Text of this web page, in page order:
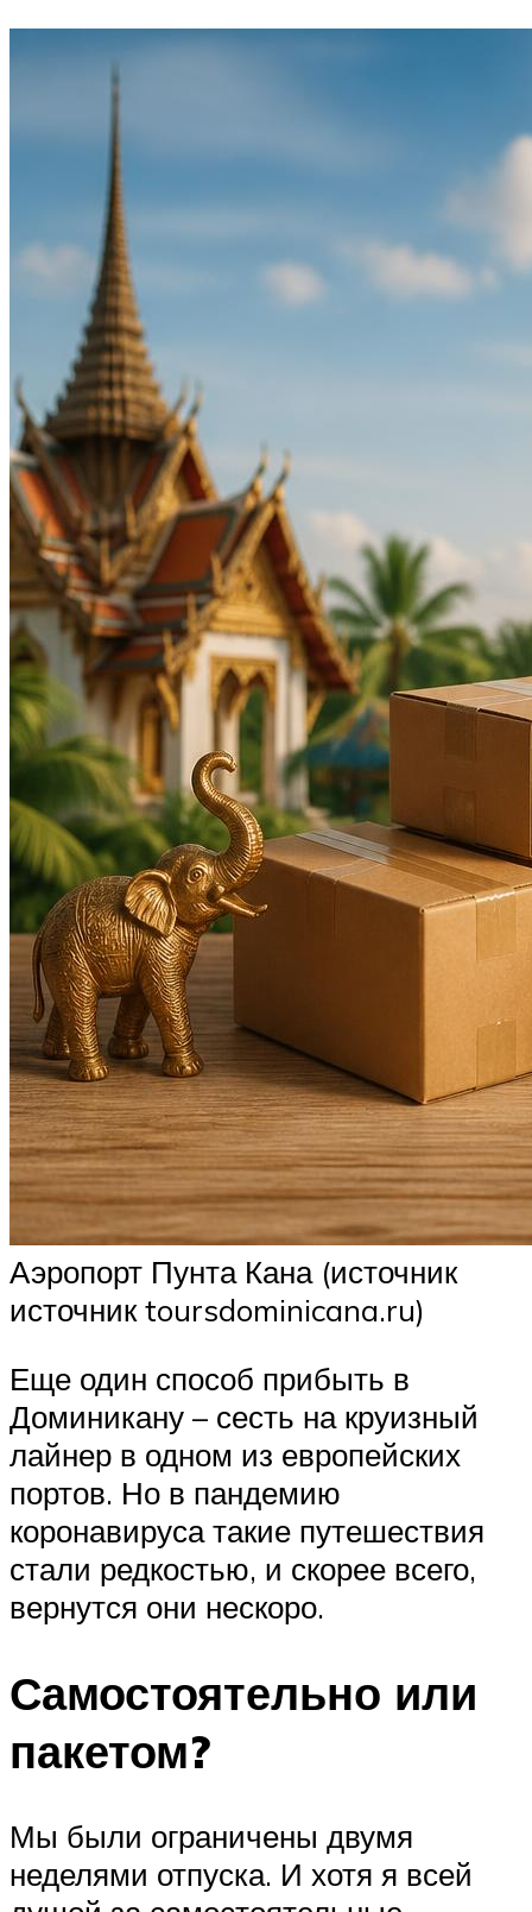
Аэропорт Пунта Кана (источник
источник toursdominicana.ru)
Еще один способ прибыть в
Доминикану – сесть на круизный
лайнер в одном из европейских
портов. Но в пандемию
коронавируса такие путешествия
стали редкостью, и скорее всего,
вернутся они нескоро.
Самостоятельно или
пакетом?
Мы были ограничены двумя
неделями отпуска. И хотя я всей